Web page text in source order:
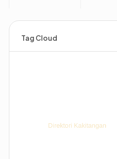
Tag Cloud